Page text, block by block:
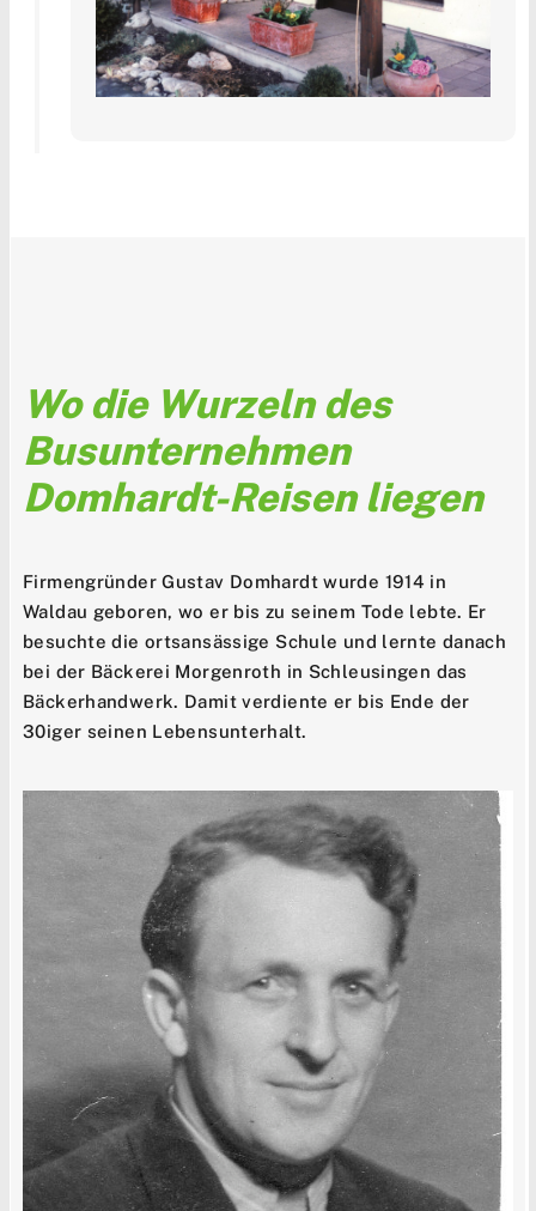
Wo die Wurzeln des
Busunternehmen
Domhardt-Reisen liegen
Firmengründer Gustav Domhardt wurde 1914 in
Waldau geboren, wo er bis zu seinem Tode lebte. Er
besuchte die ortsansässige Schule und lernte danach
bei der Bäckerei Morgenroth in Schleusingen das
Bäckerhandwerk. Damit verdiente er bis Ende der
30iger seinen Lebensunterhalt.